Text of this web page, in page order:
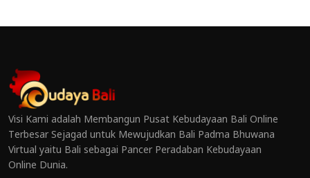
Visi Kami adalah Membangun Pusat Kebudayaan Bali Online
Terbesar Sejagad untuk Mewujudkan Bali Padma Bhuwana
Virtual yaitu Bali sebagai Pancer Peradaban Kebudayaan
Online Dunia.